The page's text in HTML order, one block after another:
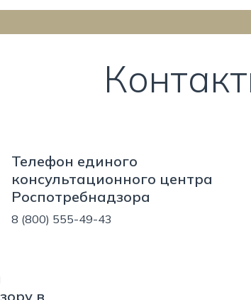
Телефон единого
консультационного центра
Роспотребнадзора
8 (800) 555-49-43
в